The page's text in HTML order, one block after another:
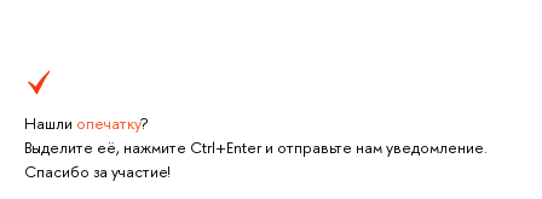
Нашли опечатку?
Выделите её, нажмите Ctrl+Enter и отправьте нам уведомление.
Спасибо за участие!